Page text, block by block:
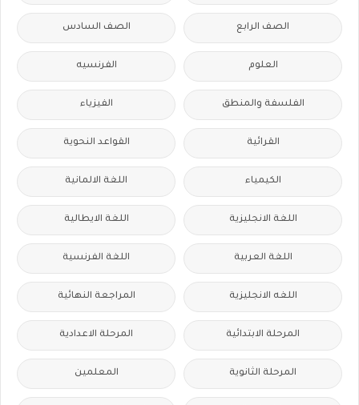
الصف الرابع الصف السادس
العلوم الفرنسيه
الفلسفة والمنطق الفيزياء
القرائية القواعد النحوية
الكيمياء اللغة الالمانية
اللغة الانجليزية اللغة الايطالية
اللغة العربية اللغة الفرنسية
اللغه الانجليزية المراجعة النهائية
المرحلة الابتدائية المرحلة الاعدادية
المرحلة الثانوية المعلمين